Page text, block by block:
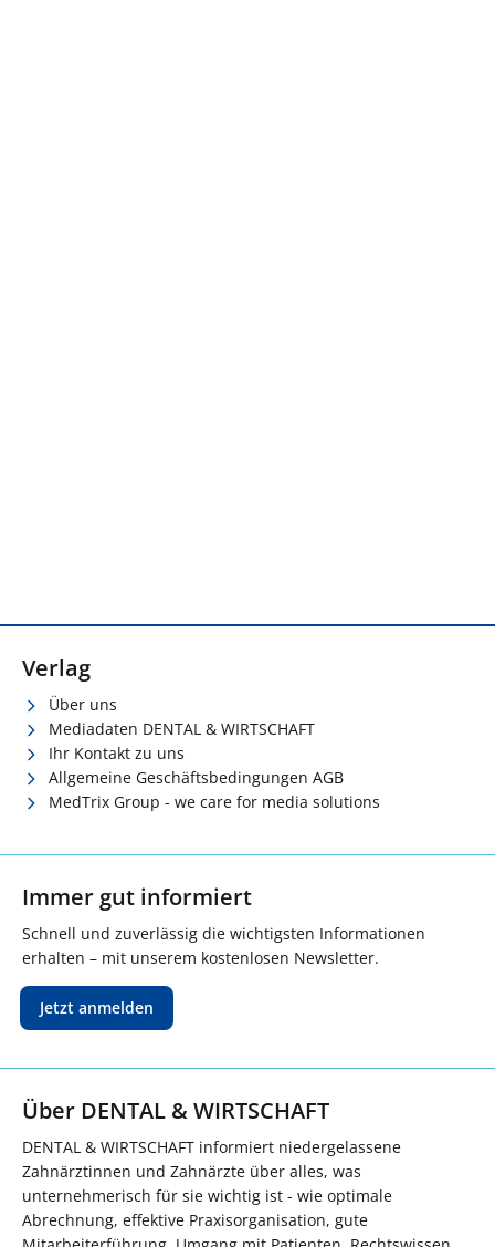
Verlag
Über uns
Mediadaten DENTAL & WIRTSCHAFT
Ihr Kontakt zu uns
Allgemeine Geschäftsbedingungen AGB
MedTrix Group - we care for media solutions
Immer gut informiert
Schnell und zuverlässig die wichtigsten Informationen
erhalten – mit unserem kostenlosen Newsletter.
Jetzt anmelden
Über DENTAL & WIRTSCHAFT
DENTAL & WIRTSCHAFT informiert niedergelassene
Zahnärztinnen und Zahnärzte über alles, was
unternehmerisch für sie wichtig ist - wie optimale
Abrechnung, effektive Praxisorganisation, gute